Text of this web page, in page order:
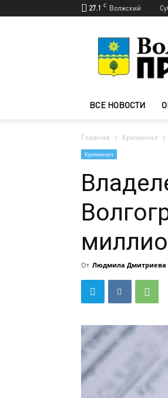
27.1 C Волжский
ВСЕ НОВОСТИ
Главная Криминал
Криминал
От Людмила Дмитриева